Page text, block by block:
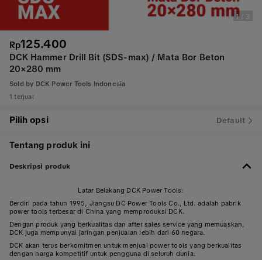
1
Rp125.400
DCK Hammer Drill Bit (SDS-max) / Mata Bor Beton
20×280 mm
Sold by DCK Power Tools Indonesia
1 terjual
Pilih opsi Default
Tentang produk ini
Deskripsi produk
Latar Belakang DCK Power Tools:
Berdiri pada tahun 1995, Jiangsu DC Power Tools Co., Ltd. adalah pabrik
power tools terbesar di China yang memproduksi DCK.
Dengan produk yang berkualitas dan after sales service yang memuaskan,
DCK juga mempunyai jaringan penjualan lebih dari 60 negara.
DCK akan terus berkomitmen untuk menjual power tools yang berkualitas
dengan harga kompetitif untuk pengguna di seluruh dunia.